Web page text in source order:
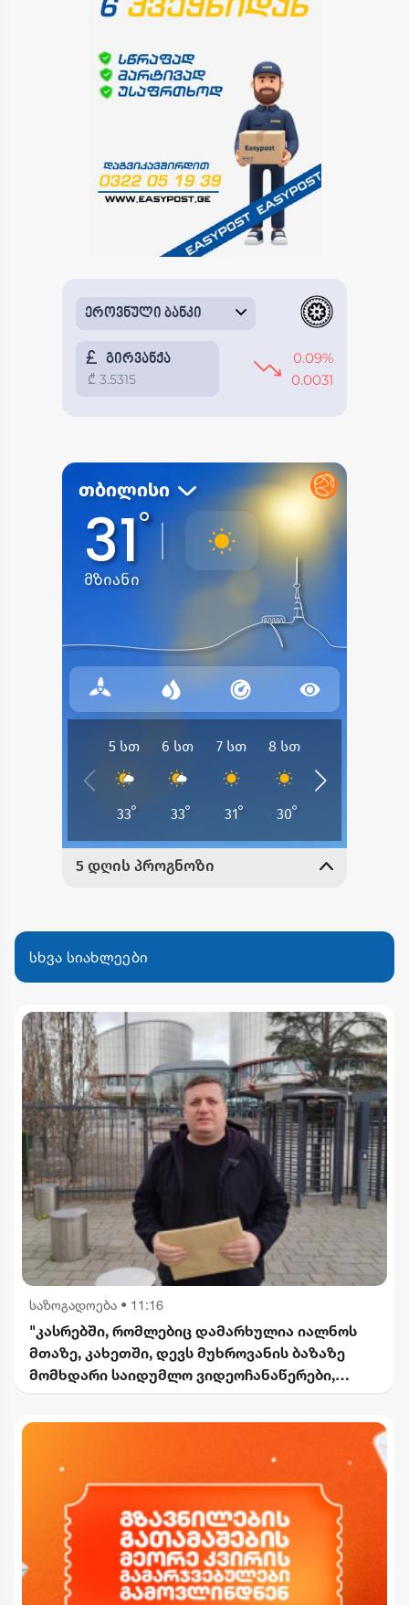
სხვა სიახლეები
საზოგადოება • 11:16
"კასრებში, რომლებიც დამარხულია იალნოს
მთაზე, კახეთში, დევს მუხროვანის ბაზაზე
მომხდარი საიდუმლო ვიდეოჩანაწერები,